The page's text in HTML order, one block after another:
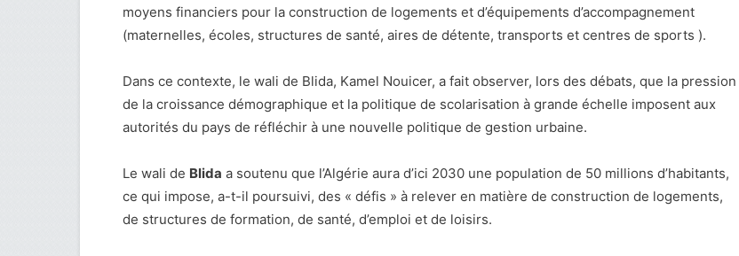
moyens financiers pour la construction de logements et d’équipements d’accompagnement
(maternelles, écoles, structures de santé, aires de détente, transports et centres de sports ).
Dans ce contexte, le wali de Blida, Kamel Nouicer, a fait observer, lors des débats, que la pression
de la croissance démographique et la politique de scolarisation à grande échelle imposent aux
autorités du pays de réfléchir à une nouvelle politique de gestion urbaine.
Le wali de Blida a soutenu que l’Algérie aura d’ici 2030 une population de 50 millions d’habitants,
ce qui impose, a-t-il poursuivi, des « défis » à relever en matière de construction de logements,
de structures de formation, de santé, d’emploi et de loisirs.